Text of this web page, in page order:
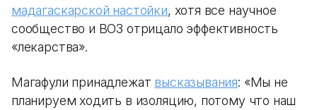
мадагаскарской настойки, хотя все научное
сообщество и ВОЗ отрицало эффективность
«лекарства».
Магафули принадлежат высказывания: «Мы не
планируем ходить в изоляцию, потому что наш